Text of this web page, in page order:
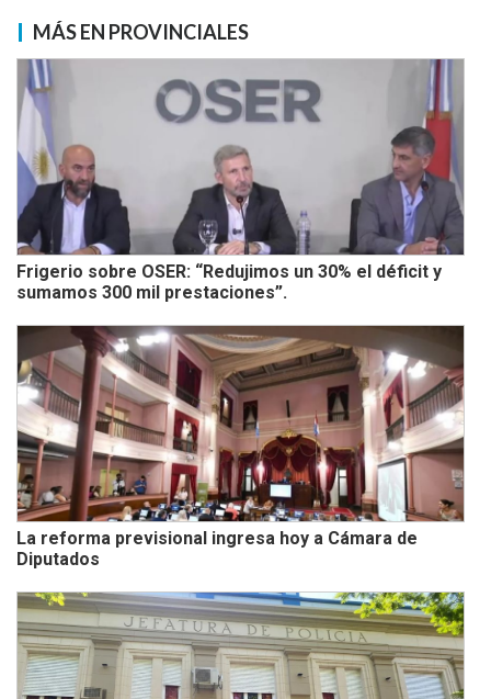
MÁS EN PROVINCIALES
Frigerio sobre OSER: “Redujimos un 30% el déficit y
sumamos 300 mil prestaciones”.
La reforma previsional ingresa hoy a Cámara de
Diputados